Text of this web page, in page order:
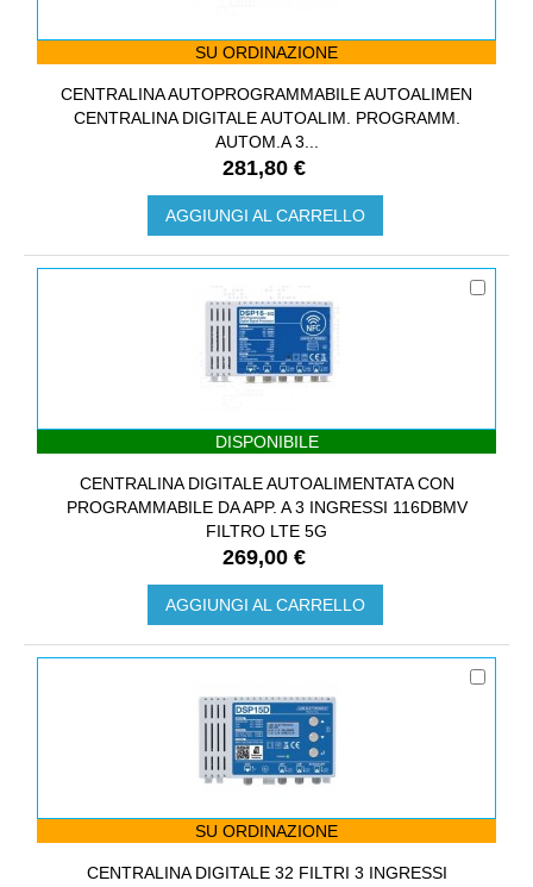
SU ORDINAZIONE
CENTRALINA AUTOPROGRAMMABILE AUTOALIMEN
CENTRALINA DIGITALE AUTOALIM. PROGRAMM.
AUTOM.A 3...
281,80 €
AGGIUNGI AL CARRELLO
DISPONIBILE
CENTRALINA DIGITALE AUTOALIMENTATA CON
PROGRAMMABILE DA APP. A 3 INGRESSI 116DBΜV
FILTRO LTE 5G
269,00 €
AGGIUNGI AL CARRELLO
SU ORDINAZIONE
CENTRALINA DIGITALE 32 FILTRI 3 INGRESSI